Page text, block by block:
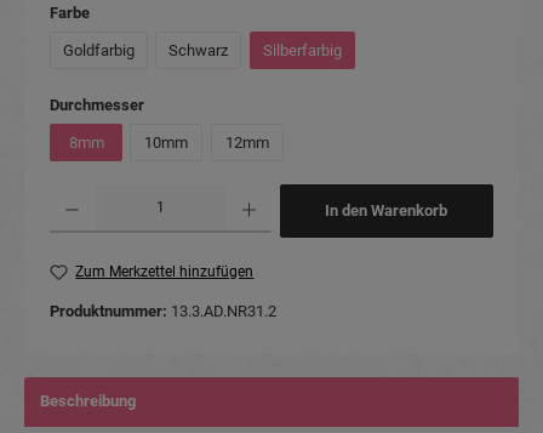
Farbeauswählen
Goldfarbig Schwarz Silberfarbig
Durchmesserauswählen
8mm 10mm 12mm
In den Warenkorb
Zum Merkzettel hinzufügen
Produktnummer: 13.3.AD.NR31.2
Beschreibung